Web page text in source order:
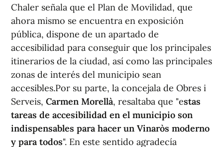
Chaler señala que el Plan de Movilidad, que
ahora mismo se encuentra en exposición
pública, dispone de un apartado de
accesibilidad para conseguir que los principales
itinerarios de la ciudad, así como las principales
zonas de interés del municipio sean
accesibles.Por su parte, la concejala de Obres i
Serveis, Carmen Morellà, resaltaba que "estas
tareas de accesibilidad en el municipio son
indispensables para hacer un Vinaròs moderno
y para todos". En este sentido agradecía